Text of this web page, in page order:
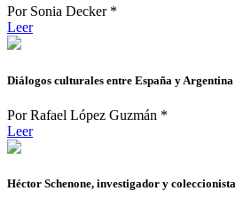
Por Sonia Decker *
Leer
Diálogos culturales entre España y Argentina
Por Rafael López Guzmán *
Leer
Héctor Schenone, investigador y coleccionista